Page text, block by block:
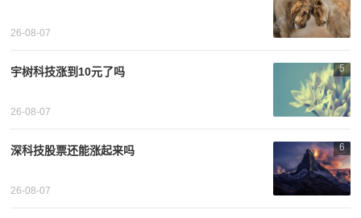
26-08-07
5
宇树科技涨到10元了吗
26-08-07
6
深科技股票还能涨起来吗
26-08-07